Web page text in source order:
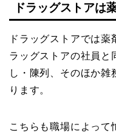
ドラッグストアは
ドラッグストアでは
ラッグストアの社員と
し・陳列、そのほか雑
ります。
こちらも職場によって